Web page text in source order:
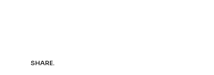
SHARE.